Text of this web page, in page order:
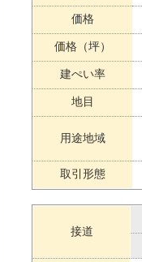
価格
価格（坪）
建ぺい率
地目
用途地域
取引形態
接道